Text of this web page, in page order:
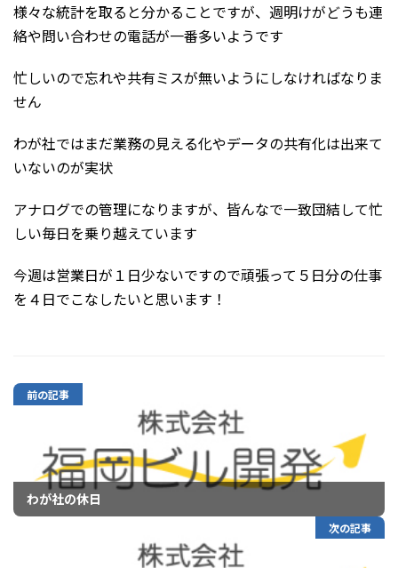
様々な統計を取ると分かることですが、週明けがどうも連
絡や問い合わせの電話が一番多いようです
忙しいので忘れや共有ミスが無いようにしなければなりま
せん
わが社ではまだ業務の見える化やデータの共有化は出来て
いないのが実状
アナログでの管理になりますが、皆んなで一致団結して忙
しい毎日を乗り越えています
今週は営業日が１日少ないですので頑張って５日分の仕事
を４日でこなしたいと思います！
前の記事
わが社の休日
次の記事